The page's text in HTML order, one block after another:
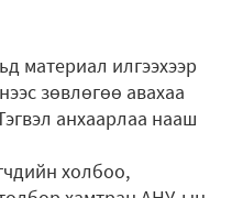
материал илгээхээр
зөвлөгөө авахаа
анхаарлаа нааш
холбоо,